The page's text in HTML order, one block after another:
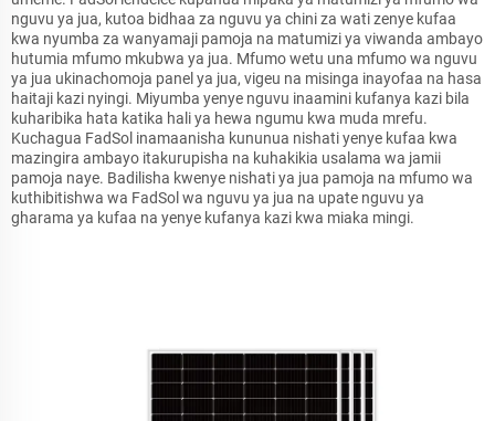
nguvu ya jua, kutoa bidhaa za nguvu ya chini za wati zenye kufaa
kwa nyumba za wanyamaji pamoja na matumizi ya viwanda ambayo
hutumia mfumo mkubwa ya jua. Mfumo wetu una mfumo wa nguvu
ya jua ukinachomoja panel ya jua, vigeu na misinga inayofaa na hasa
haitaji kazi nyingi. Miyumba yenye nguvu inaamini kufanya kazi bila
kuharibika hata katika hali ya hewa ngumu kwa muda mrefu.
Kuchagua FadSol inamaanisha kununua nishati yenye kufaa kwa
mazingira ambayo itakurupisha na kuhakikia usalama wa jamii
pamoja naye. Badilisha kwenye nishati ya jua pamoja na mfumo wa
kuthibitishwa wa FadSol wa nguvu ya jua na upate nguvu ya
gharama ya kufaa na yenye kufanya kazi kwa miaka mingi.